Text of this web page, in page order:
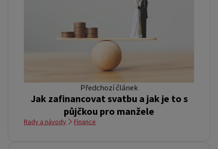
Předchozí článek
Jak zafinancovat svatbu a jak je to s
půjčkou pro manžele
Rady a návody Finance